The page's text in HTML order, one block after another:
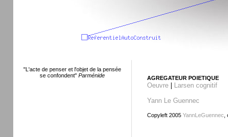
"L'acte de penser et l'objet de la pensée
se confondent" Parménide AGREGATEUR POIETIQUE
Oeuvre|
Larsen cognitif
Yann Le Guennec
Copyleft 2005 YannLeGuennec